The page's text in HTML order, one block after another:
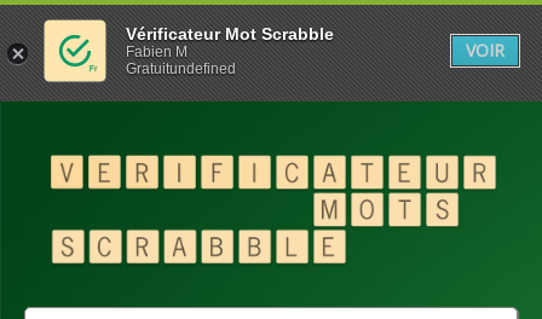
Vérificateur Mot Scrabble
Fabien M
Gratuitundefined
VOIR